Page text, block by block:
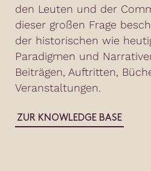
den Leuten und der
dieser großen Frage
der historischen wie
Paradigmen und
Beiträgen, Auftritten,
Veranstaltungen.
ZUR KNOWLEDGE BASE